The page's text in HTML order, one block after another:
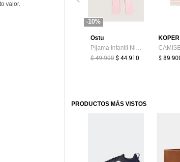
valor.
-10%
Ostu
$ 49.900 $ 44.910 $
PRODUCTOS MÁS VISTOS